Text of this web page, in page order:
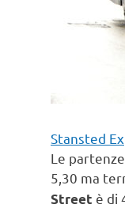
Stansted
Le
5,30 ma
Street è di